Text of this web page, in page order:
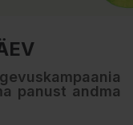
panust andma